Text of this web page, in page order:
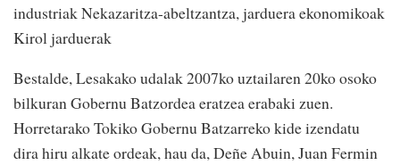
industriak Nekazaritza-abeltzantza, jarduera ekonomikoak
Kirol jarduerak
Bestalde, Lesakako udalak 2007ko uztailaren 20ko osoko
bilkuran Gobernu Batzordea eratzea erabaki zuen.
Horretarako Tokiko Gobernu Batzarreko kide izendatu
dira hiru alkate ordeak, hau da, Deñe Abuin, Juan Fermin